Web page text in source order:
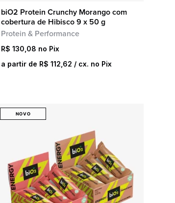
COMPRA RÁPIDA
biO2 Protein Crunchy Morango com
cobertura de Hibisco 9 x 50 g
Protein & Performance
R$ 130,08
a partir de R$ 112,62 / cx. no Pix
NOVO